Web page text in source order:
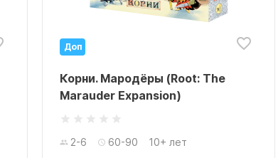
Доп
Корни. Мародёры (Root: The
Marauder Expansion)
2-6 60-90 10+ лет